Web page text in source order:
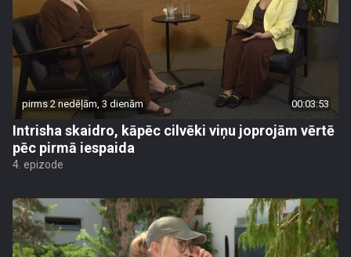
pirms 2 nedēļām, 3 dienām 00:03:53
Intrisha skaidro, kāpēc cilvēki viņu joprojām vērtē
pēc pirmā iespaida
4. epizode